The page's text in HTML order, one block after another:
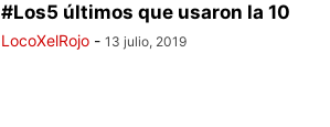
#Los5 últimos que usaron la 10
LocoXelRojo - 13 julio, 2019